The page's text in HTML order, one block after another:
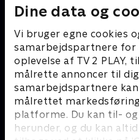
Dine data og
Vi bruger egne cookies
samarbejdspartnere for
oplevelse af TV 2 PLAY,
målrette annoncer til
samarbejdspartnere
målrettet
platforme. Du kan til-
herunder, og du kan
Diamantfamilien -
Reality • 1 sæsoner